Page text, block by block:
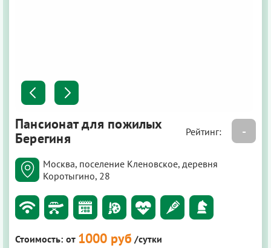
Пансионат для пожилых
Берегиня
Рейтинг: -
Москва, поселение Кленовское, деревня
Коротыгино, 28
Стоимость: от 1000 руб /сутки